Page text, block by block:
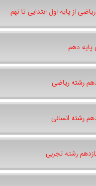
از پایه اول ابتدایی تا نهم
پایه دهم
رشته ریاضی
رشته انسانی
رشته تجربی